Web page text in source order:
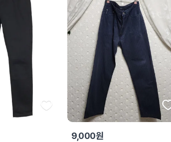
9,000원